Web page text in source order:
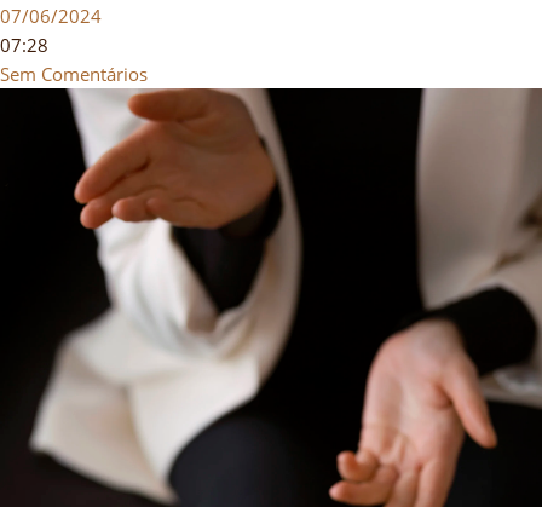
07/06/2024
07:28
Sem Comentários